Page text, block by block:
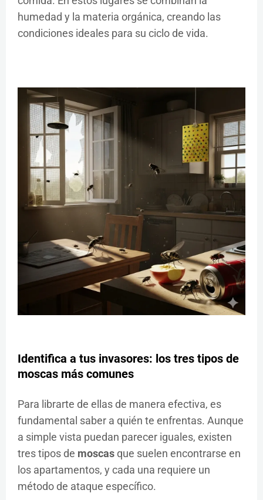
humedad y la materia orgánica, creando las
condiciones ideales para su ciclo de vida.
Identifica a tus invasores: los tres tipos de
moscas más comunes
Para librarte de ellas de manera efectiva, es
fundamental saber a quién te enfrentas. Aunque
a simple vista puedan parecer iguales, existen
tres tipos de moscasque suelen encontrarse en
los apartamentos, y cada una requiere un
método de ataque específico.